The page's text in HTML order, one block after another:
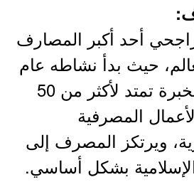
أحد أكبر المصارف
حيث بدأ نشاطه عام
1957م، ويتمتع بخبرة تمتد لأكثر من 50
المصرفية
ويرتكز المصرف إلى
بشكل أساسي.